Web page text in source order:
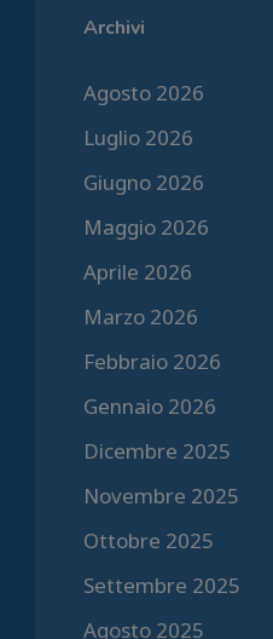
Archivi
Agosto 2026
Luglio 2026
Giugno 2026
Maggio 2026
Aprile 2026
Marzo 2026
Febbraio 2026
Gennaio 2026
Dicembre 2025
Novembre 2025
Ottobre 2025
Settembre 2025
Agosto 2025